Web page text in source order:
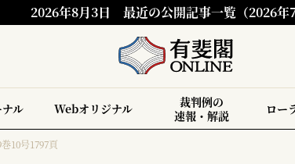
2026年8月3日 最近の公開記事一覧（2026年7
ル Webオリジナル
裁判例の
速報・解説
ロー
10号1797頁